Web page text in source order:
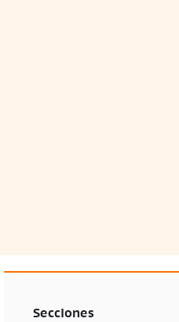
Secciones